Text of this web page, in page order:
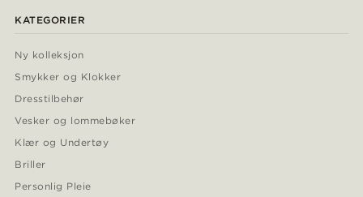
KATEGORIER
Ny kolleksjon
Smykker og Klokker
Dresstilbehør
Vesker og lommebøker
Klær og Undertøy
Briller
Personlig Pleie